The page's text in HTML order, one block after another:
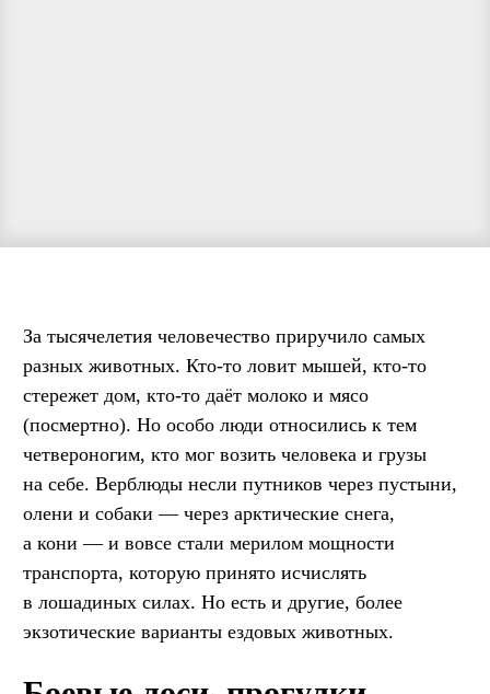
За тысячелетия человечество приручило самых
разных животных. Кто-то ловит мышей, кто-то
стережет дом, кто-то даёт молоко и мясо
(посмертно). Но особо люди относились к тем
четвероногим, кто мог возить человека и грузы
на себе. Верблюды несли путников через пустыни,
олени и собаки — через арктические снега,
а кони — и вовсе стали мерилом мощности
транспорта, которую принято исчислять
в лошадиных силах. Но есть и другие, более
экзотические варианты ездовых животных.